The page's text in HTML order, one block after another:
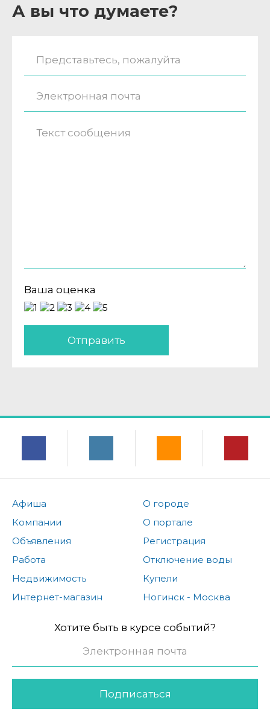
А вы что думаете?
Ваша оценка
Отправить
Афиша
Компании
Объявления
Работа
Недвижимость
Интернет-магазин
О городе
О портале
Регистрация
Отключение воды
Купели
Ногинск - Москва
Хотите быть в курсе событий?
Подписаться